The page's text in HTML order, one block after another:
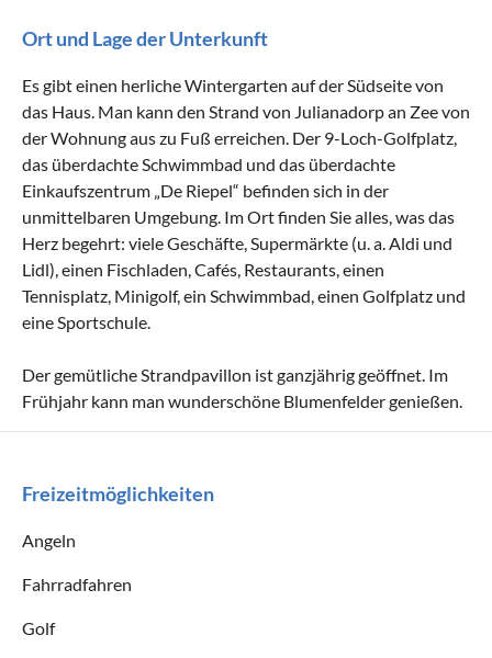
Ort und Lage der Unterkunft
Es gibt einen herliche Wintergarten auf der Südseite von
das Haus. Man kann den Strand von Julianadorp an Zee von
der Wohnung aus zu Fuß erreichen. Der 9-Loch-Golfplatz,
das überdachte Schwimmbad und das überdachte
Einkaufszentrum „De Riepel“ befinden sich in der
unmittelbaren Umgebung. Im Ort finden Sie alles, was das
Herz begehrt: viele Geschäfte, Supermärkte (u. a. Aldi und
Lidl), einen Fischladen, Cafés, Restaurants, einen
Tennisplatz, Minigolf, ein Schwimmbad, einen Golfplatz und
eine Sportschule.
Der gemütliche Strandpavillon ist ganzjährig geöffnet. Im
Frühjahr kann man wunderschöne Blumenfelder genießen.
Freizeitmöglichkeiten
Angeln
Fahrradfahren
Golf